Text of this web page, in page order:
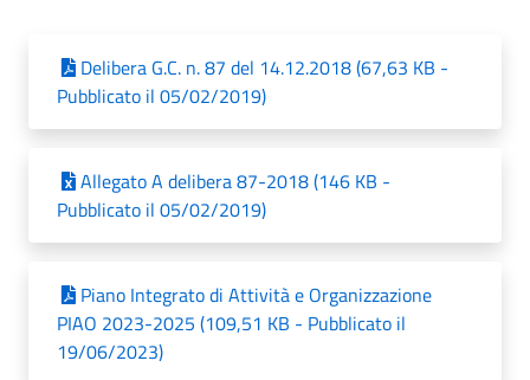
Delibera G.C. n. 87 del 14.12.2018 (67,63 KB -
Pubblicato il 05/02/2019)
Allegato A delibera 87-2018 (146 KB -
Pubblicato il 05/02/2019)
Piano Integrato di Attività e Organizzazione
PIAO 2023-2025 (109,51 KB - Pubblicato il
19/06/2023)